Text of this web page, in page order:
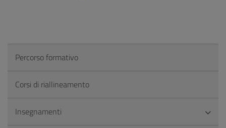
Percorso formativo
Corsi di riallineamento
Insegnamenti